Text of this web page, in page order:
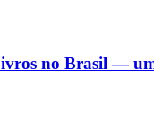
no Brasil —